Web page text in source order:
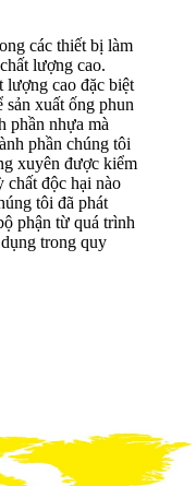
các thiết bị làm
lượng cao.
lượng cao đặc biệt
xuất ống phun
phần nhựa mà
phần chúng tôi
xuyên được kiểm
chất độc hại nào
tôi đã phát
phận từ quá trình
trong quy